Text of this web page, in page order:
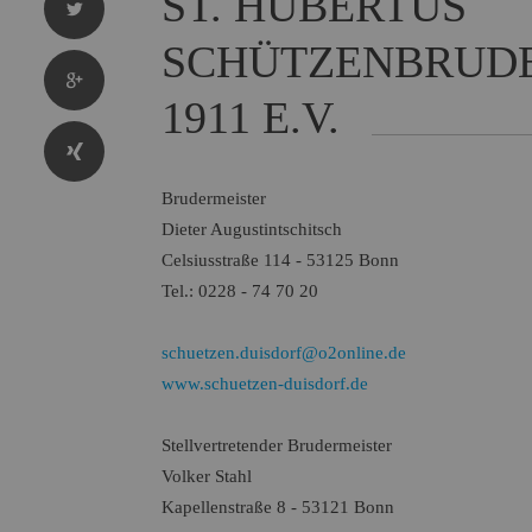
1911 E.V.
Brudermeister
Dieter Augustintschitsch
Celsiusstraße 114 - 53125 Bonn
Tel.: 0228 - 74 70 20
schuetzen.duisdorf@o2online.de
www.schuetzen-duisdorf.de
Stellvertretender Brudermeister
Volker Stahl
Kapellenstraße 8 - 53121 Bonn